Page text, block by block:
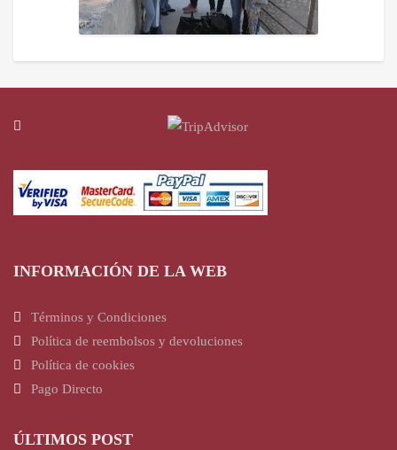
INFORMACIÓN DE LA WEB
Términos y Condiciones
Política de reembolsos y devoluciones
Política de cookies
Pago Directo
ÚLTIMOS POST